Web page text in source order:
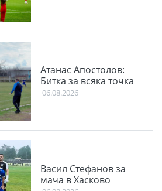
Атанас Апостолов:
Битка за всяка точка
06.08.2026
Васил Стефанов за
мача в Хасково